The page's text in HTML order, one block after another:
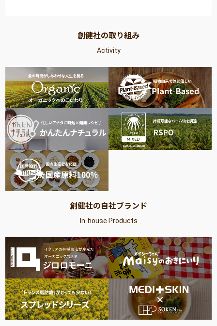
創健社の取り組み
Activity
創健社の自社ブランド
In-house Products